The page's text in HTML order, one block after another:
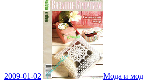
2009-01-02 Мода и